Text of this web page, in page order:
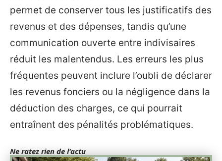
permet de conserver tous les justificatifs des
revenus et des dépenses, tandis qu’une
communication ouverte entre indivisaires
réduit les malentendus. Les erreurs les plus
fréquentes peuvent inclure l’oubli de déclarer
les revenus fonciers ou la négligence dans la
déduction des charges, ce qui pourrait
entraînent des pénalités problématiques.
Ne ratez rien de l'actu